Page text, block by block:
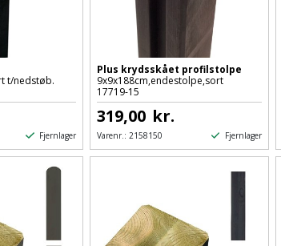
t/nedstøb.
Fjernlager
Plus krydsskået profilstolpe
9x9x188cm,endestolpe,sort
17719-15
319,00 kr.
Varenr.: 2158150 Fjernlager